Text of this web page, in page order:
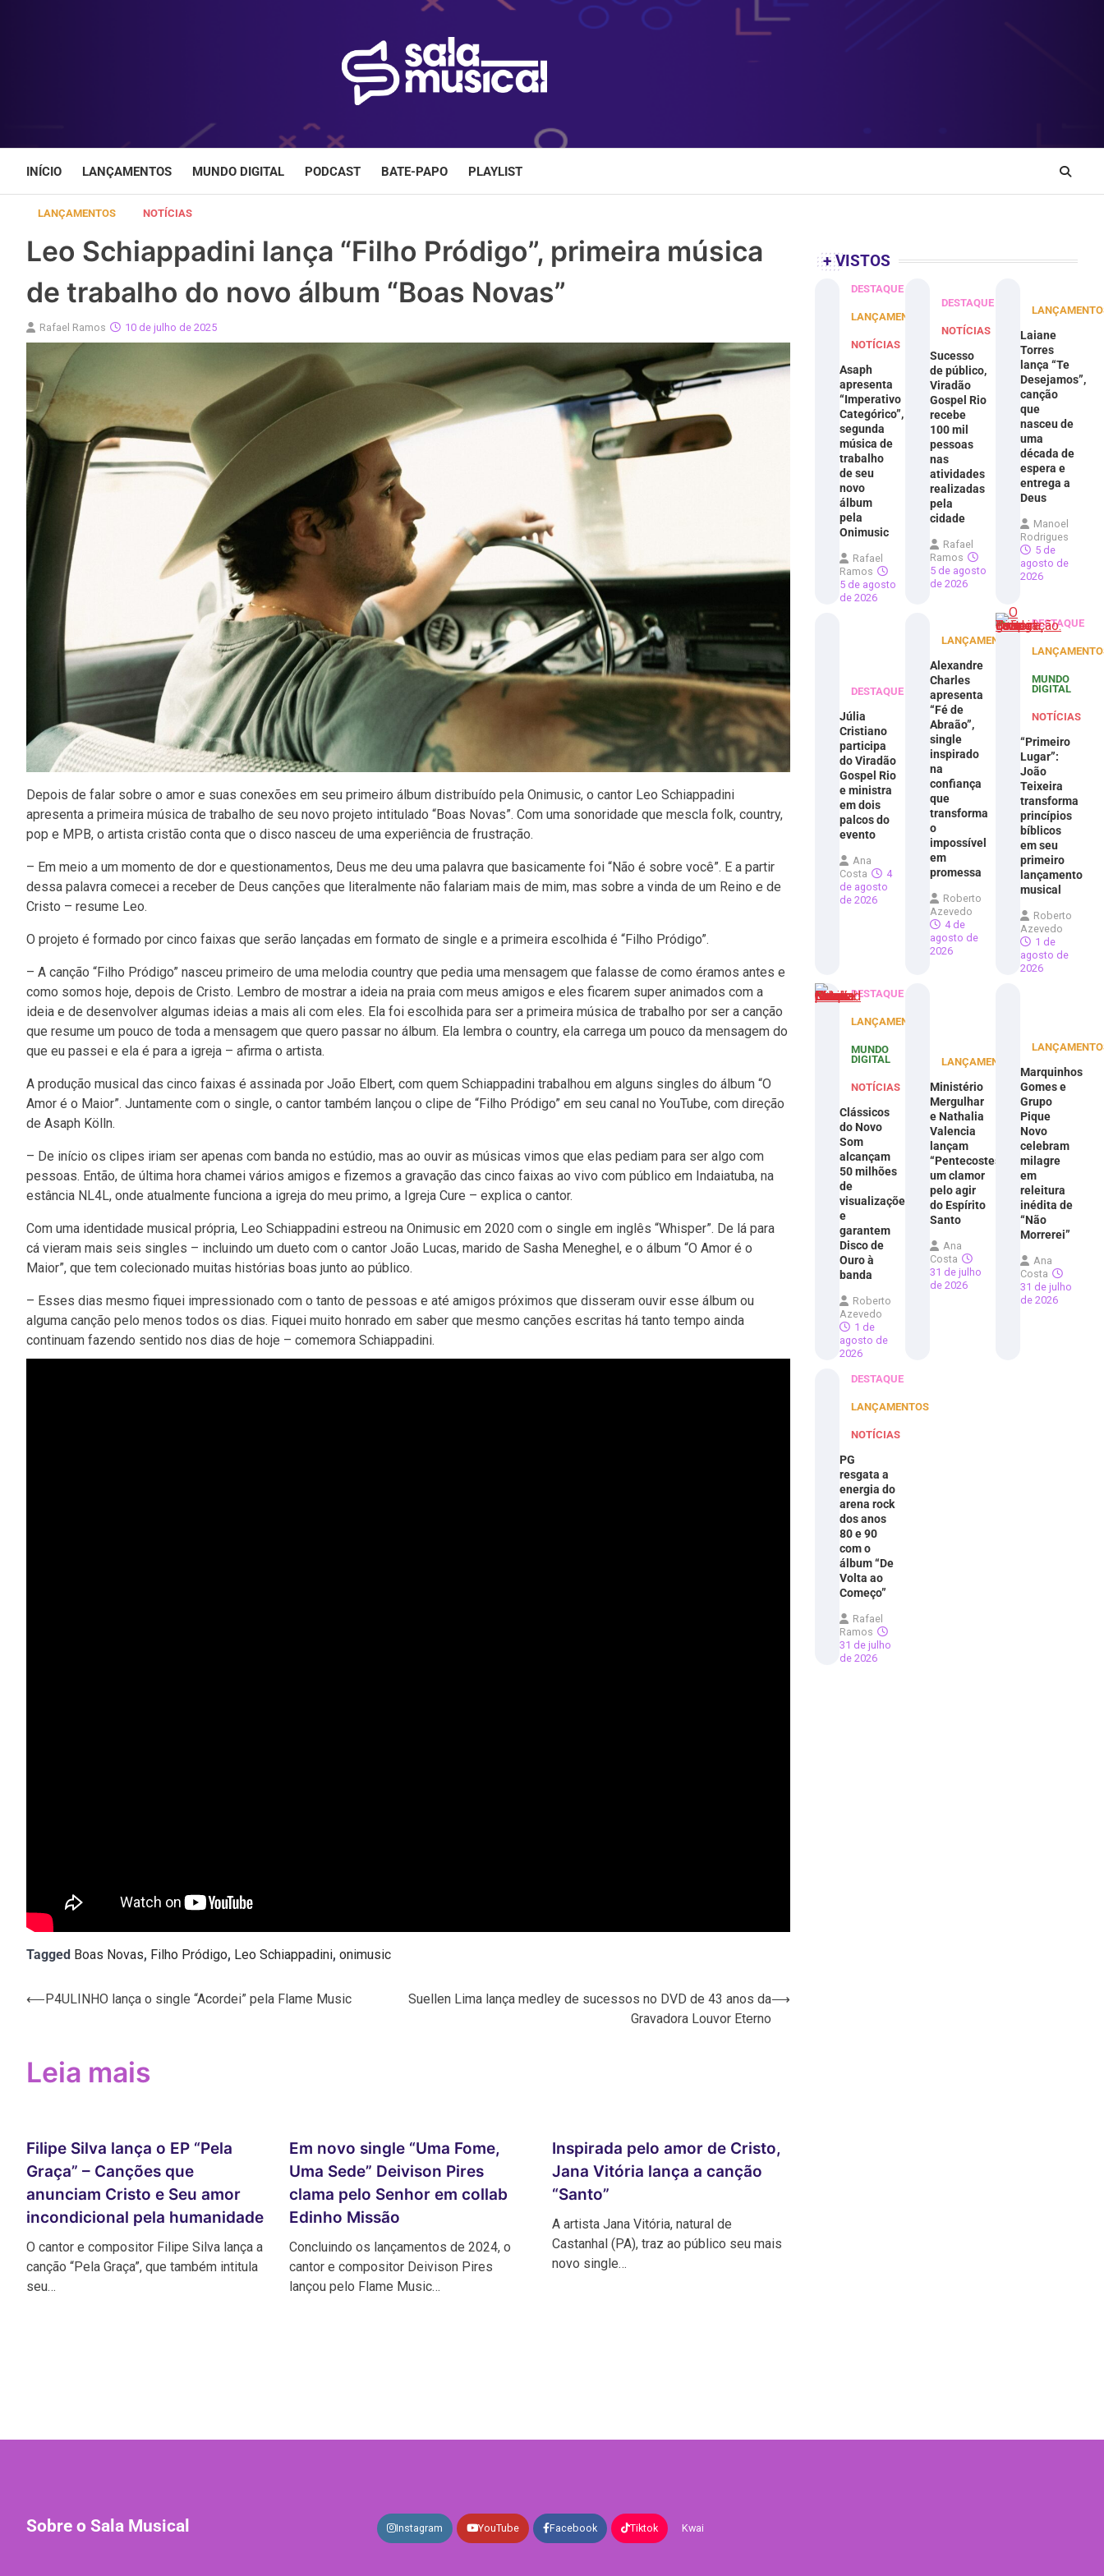
INÍCIO LANÇAMENTOS MUNDO DIGITAL PODCAST BATE-PAPO PLAYLIST
LANÇAMENTOS NOTÍCIAS
Leo Schiappadini lança “Filho Pródigo”, primeira música
de trabalho do novo álbum “Boas Novas”
Rafael Ramos 10 de julho de 2025
Depois de falar sobre o amor e suas conexões em seu primeiro álbum distribuído pela Onimusic, o cantor Leo Schiappadini
apresenta a primeira música de trabalho de seu novo projeto intitulado “Boas Novas”. Com uma sonoridade que mescla folk, country,
pop e MPB, o artista cristão conta que o disco nasceu de uma experiência de frustração.
– Em meio a um momento de dor e questionamentos, Deus me deu uma palavra que basicamente foi “Não é sobre você”. E a partir
dessa palavra comecei a receber de Deus canções que literalmente não falariam mais de mim, mas sobre a vinda de um Reino e de
Cristo – resume Leo.
O projeto é formado por cinco faixas que serão lançadas em formato de single e a primeira escolhida é “Filho Pródigo”.
– A canção “Filho Pródigo” nasceu primeiro de uma melodia country que pedia uma mensagem que falasse de como éramos antes e
como somos hoje, depois de Cristo. Lembro de mostrar a ideia na praia com meus amigos e eles ficarem super animados com a
ideia e de desenvolver algumas ideias a mais ali com eles. Ela foi escolhida para ser a primeira música de trabalho por ser a canção
que resume um pouco de toda a mensagem que quero passar no álbum. Ela lembra o country, ela carrega um pouco da mensagem do
que eu passei e ela é para a igreja – afirma o artista.
A produção musical das cinco faixas é assinada por João Elbert, com quem Schiappadini trabalhou em alguns singles do álbum “O
Amor é o Maior”. Juntamente com o single, o cantor também lançou o clipe de “Filho Pródigo” em seu canal no YouTube, com direção
de Asaph Kölln.
– De início os clipes iriam ser apenas com banda no estúdio, mas ao ouvir as músicas vimos que elas pediam para ser algo com
pessoas. Então, de última hora chamei vários amigos e fizemos a gravação das cinco faixas ao vivo com público em Indaiatuba, na
estância NL4L, onde atualmente funciona a igreja do meu primo, a Igreja Cure – explica o cantor.
Com uma identidade musical própria, Leo Schiappadini estreou na Onimusic em 2020 com o single em inglês “Whisper”. De lá para
cá vieram mais seis singles – incluindo um dueto com o cantor João Lucas, marido de Sasha Meneghel, e o álbum “O Amor é o
Maior”, que tem colecionado muitas histórias boas junto ao público.
– Esses dias mesmo fiquei impressionado com o tanto de pessoas e até amigos próximos que disseram ouvir esse álbum ou
alguma canção pelo menos todos os dias. Fiquei muito honrado em saber que mesmo canções escritas há tanto tempo ainda
continuam fazendo sentido nos dias de hoje – comemora Schiappadini.
Tagged Boas Novas, Filho Pródigo, Leo Schiappadini, onimusic
Navegação
⟵P4ULINHO lança o single “Acordei” pela Flame Music
Suellen Lima lança medley de sucessos no DVD de 43 anos da
Gravadora Louvor Eterno
⟶
Leia mais
Filipe Silva lança o EP “Pela
Graça” – Canções que
anunciam Cristo e Seu amor
incondicional pela humanidade
O cantor e compositor Filipe Silva lança a
canção “Pela Graça”, que também intitula
seu…
Em novo single “Uma Fome,
Uma Sede” Deivison Pires
clama pelo Senhor em collab
Edinho Missão
Concluindo os lançamentos de 2024, o
cantor e compositor Deivison Pires
lançou pelo Flame Music…
Inspirada pelo amor de Cristo,
Jana Vitória lança a canção
“Santo”
A artista Jana Vitória, natural de
Castanhal (PA), traz ao público seu mais
novo single…
+ VISTOS
DESTAQUE
LANÇAMENTOS
NOTÍCIAS
Asaph
apresenta
“Imperativo
Categórico”,
segunda
música de
trabalho
de seu
novo
álbum
pela
Onimusic
Rafael
Ramos
5 de agosto
de 2026
DESTAQUE
NOTÍCIAS
Sucesso
de público,
Viradão
Gospel Rio
recebe
100 mil
pessoas
nas
atividades
realizadas
pela
cidade
Rafael
Ramos
5 de agosto
de 2026
Laiane
Torres
lança “Te
Desejamos”,
canção
que
nasceu de
uma
década de
espera e
entrega a
Deus
Manoel
Rodrigues
5 de
agosto de
2026
DESTAQUE
Júlia
Cristiano
participa
do Viradão
Gospel Rio
e ministra
em dois
palcos do
evento
Ana
Costa
4
de agosto
de 2026
LANÇAMENTOS
Alexandre
Charles
apresenta
“Fé de
Abraão”,
single
inspirado
na
confiança
que
transforma
o
impossível
em
promessa
Roberto
Azevedo
4 de
agosto de
2026
DESTAQUE
MUNDO
DIGITAL
NOTÍCIAS
“Primeiro
Lugar”:
João
Teixeira
transforma
princípios
bíblicos
em seu
primeiro
lançamento
musical
Roberto
Azevedo
1 de
agosto de
2026
DESTAQUE
LANÇAMENTOS
MUNDO
DIGITAL
NOTÍCIAS
Clássicos
do Novo
Som
alcançam
50 milhões
de
visualizações
e
garantem
Disco de
Ouro à
banda
Roberto
Azevedo
1 de
agosto de
2026
LANÇAMENTOS
Ministério
Mergulhar
e Nathalia
Valencia
lançam
“Pentecostes”,
um clamor
pelo agir
do Espírito
Santo
Ana
Costa
31 de julho
de 2026
Marquinhos
Gomes e
Grupo
Pique
Novo
celebram
milagre
em
releitura
inédita de
“Não
Morrerei”
Ana
Costa
31 de julho
de 2026
DESTAQUE
LANÇAMENTOS
NOTÍCIAS
PG
resgata a
energia do
arena rock
dos anos
80 e 90
com o
álbum “De
Volta ao
Começo”
Rafael
Ramos
31 de julho
de 2026
Sobre o Sala Musical Instagram YouTube Facebook Tiktok Kwai